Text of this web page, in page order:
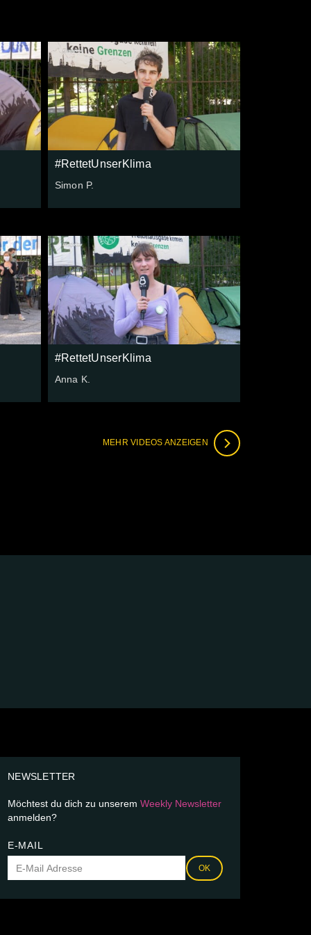
#RettetUnserKlima
Simon P.
#RettetUnserKlima
Anna K.
MEHR VIDEOS ANZEIGEN
NEWSLETTER
Möchtest du dich zu unserem Weekly Newsletter
anmelden?
E-MAIL
OK